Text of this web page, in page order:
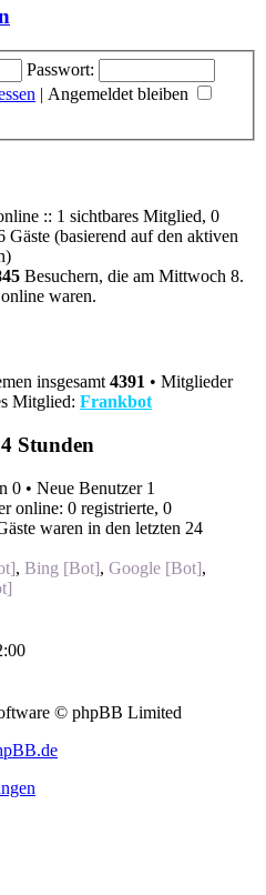
Passwort:
| Angemeldet bleiben
:: 1 sichtbares Mitglied, 0
(basierend auf den aktiven
Besuchern, die am Mittwoch 8.
waren.
insgesamt 4391 • Mitglieder
Mitglied: Frankbot
Stunden
0 • Neue Benutzer 1
online: 0 registrierte, 0
waren in den letzten 24
, Bing [Bot], Google [Bot],
© phpBB Limited